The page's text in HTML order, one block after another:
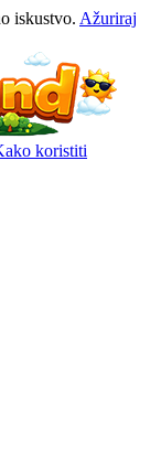
iskustvo. Ažuriraj
koristiti